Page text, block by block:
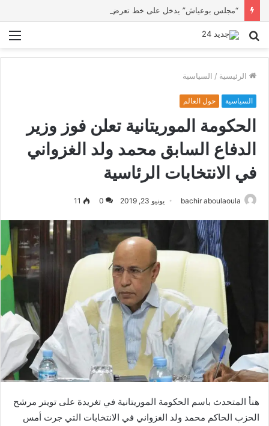
بحث
الرئيسية / السياسية
السياسية حول العالم
الحكومة الموريتانية تعلن فوز وزير
الدفاع السابق محمد ولد الغزواني
في الانتخابات الرئاسية
bachir aboulaoula يونيو 23, 2019 0
11
هنأ المتحدث باسم الحكومة الموريتانية في تغريدة على تويتر مرشح
الحزب الحاكم محمد ولد الغزواني في الانتخابات التي جرت أمس